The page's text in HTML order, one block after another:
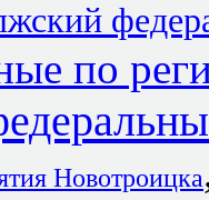
по
Новотроицка